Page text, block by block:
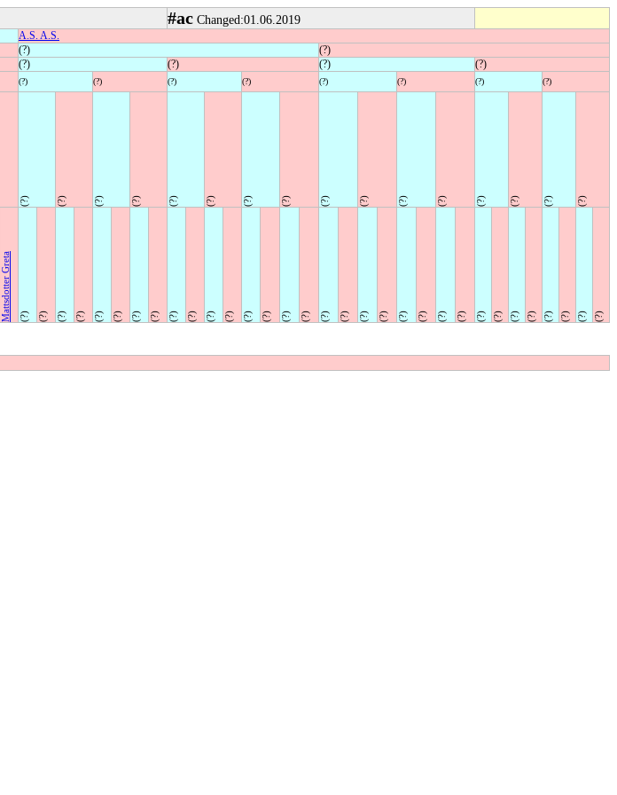
#ac Changed:01.06.2019
A.S. A.S.
(?)
(?)
(?) (?) (?) (?)
(?) (?) (?) (?) (?) (?) (?) (?)
(?) (?) (?) (?) (?) (?) (?) (?) (?) (?) (?) (?) (?) (?) (?) (?)
Mattsdotter Greta (?) (?) (?) (?) (?) (?) (?) (?) (?) (?) (?) (?) (?) (?) (?) (?) (?) (?) (?) (?) (?) (?) (?) (?) (?) (?) (?) (?) (?) (?) (?) (?)